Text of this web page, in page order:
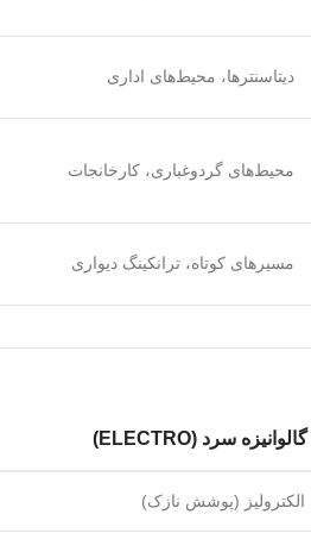
دیتاسنترها، محیط‌های اداری
محیط‌های گردوغباری، کارخانجات
مسیرهای کوتاه، ترانکینگ دیواری
گالوانیزه سرد (ELECTRO)
الکترولیز (پوشش نازک)